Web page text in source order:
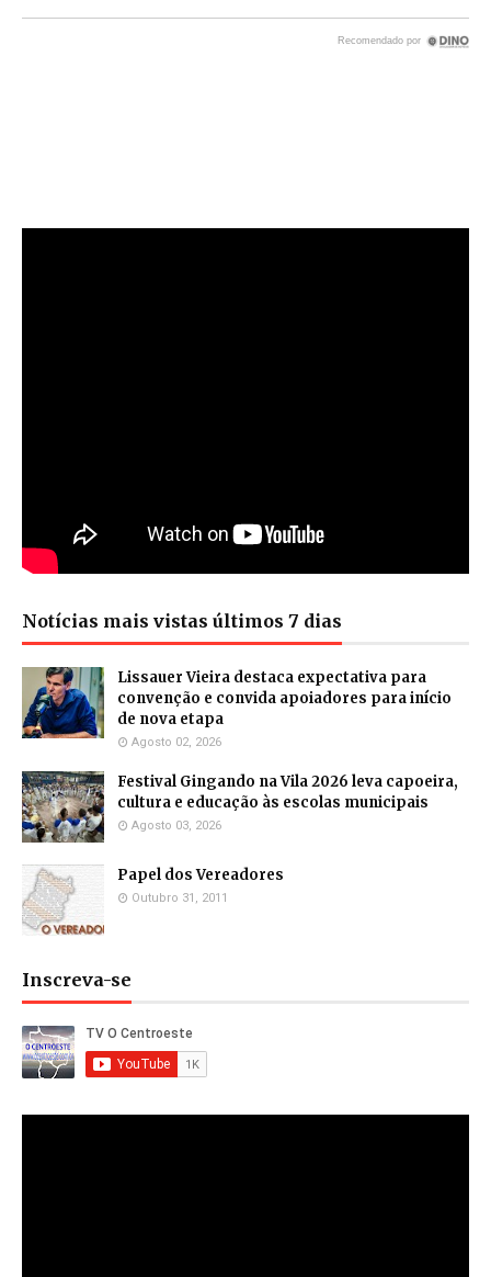
Notícias mais vistas últimos 7 dias
Lissauer Vieira destaca expectativa para
convenção e convida apoiadores para início
de nova etapa
Agosto 02, 2026
Festival Gingando na Vila 2026 leva capoeira,
cultura e educação às escolas municipais
Agosto 03, 2026
Papel dos Vereadores
Outubro 31, 2011
Inscreva-se